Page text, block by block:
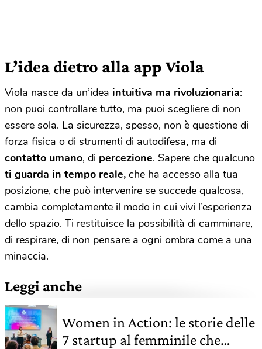
L’idea dietro alla app Viola
Viola nasce da un’idea intuitiva ma rivoluzionaria:
non puoi controllare tutto, ma puoi scegliere di non
essere sola. La sicurezza, spesso, non è questione di
forza fisica o di strumenti di autodifesa, ma di
contatto umano, di percezione. Sapere che qualcuno
ti guarda in tempo reale, che ha accesso alla tua
posizione, che può intervenire se succede qualcosa,
cambia completamente il modo in cui vivi l’esperienza
dello spazio. Ti restituisce la possibilità di camminare,
di respirare, di non pensare a ogni ombra come a una
minaccia.
Leggi anche
Women in Action: le storie delle
7 startup al femminile che